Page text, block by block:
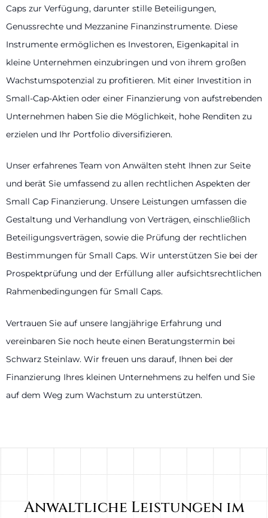
Caps zur Verfügung, darunter stille Beteiligungen,
Genussrechte und Mezzanine Finanzinstrumente. Diese
Instrumente ermöglichen es Investoren, Eigenkapital in
kleine Unternehmen einzubringen und von ihrem großen
Wachstumspotenzial zu profitieren. Mit einer Investition in
Small-Cap-Aktien oder einer Finanzierung von aufstrebenden
Unternehmen haben Sie die Möglichkeit, hohe Renditen zu
erzielen und Ihr Portfolio diversifizieren.
Unser erfahrenes Team von Anwälten steht Ihnen zur Seite
und berät Sie umfassend zu allen rechtlichen Aspekten der
Small Cap Finanzierung. Unsere Leistungen umfassen die
Gestaltung und Verhandlung von Verträgen, einschließlich
Beteiligungsverträgen, sowie die Prüfung der rechtlichen
Bestimmungen für Small Caps. Wir unterstützen Sie bei der
Prospektprüfung und der Erfüllung aller aufsichtsrechtlichen
Rahmenbedingungen für Small Caps.
Vertrauen Sie auf unsere langjährige Erfahrung und
vereinbaren Sie noch heute einen Beratungstermin bei
Schwarz Steinlaw. Wir freuen uns darauf, Ihnen bei der
Finanzierung Ihres kleinen Unternehmens zu helfen und Sie
auf dem Weg zum Wachstum zu unterstützen.
Anwaltliche Leistungen im